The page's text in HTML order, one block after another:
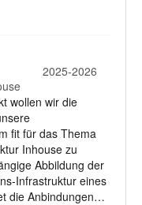
2025-2026
wollen wir die
fit für das Thema
Inhouse zu
Abbildung der
Infrastruktur eines
die Anbindungen…